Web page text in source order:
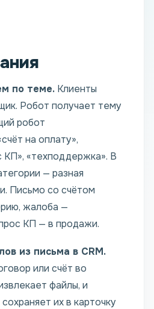
по теме. Клиенты
Робот получает тему
робот
на оплату»,
КП», «техподдержка». В
— разная
Письмо со счётом
жалоба —
КП — в продажи.
из письма в CRM.
или счёт во
файлы, и
их в карточку